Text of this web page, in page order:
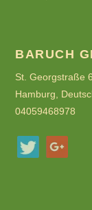
BARUCH
St. Georgstraße
Hamburg,
04059468978